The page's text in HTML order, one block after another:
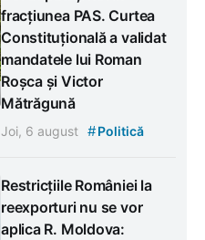
fracțiunea PAS. Curtea
Constituțională a validat
mandatele lui Roman
Roșca și Victor
Mătrăgună
Joi, 6 august #Politică
Restricțiile României la
reexporturi nu se vor
aplica R. Moldova: